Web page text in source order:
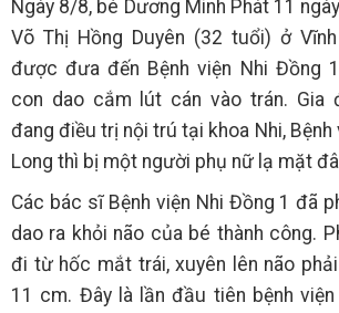
Ngày 8/8, bé Dương Minh Phát 11
Võ Thị Hồng Duyên (32 tuổi) ở
được đưa đến Bệnh viện Nhi Đồng
con dao cắm lút cán vào trán. Gia
đang điều trị nội trú tại khoa Nhi, Bệnh
Long thì bị một người phụ nữ lạ mặt
Các bác sĩ Bệnh viện Nhi Đồng 1 đã
dao ra khỏi não của bé thành công.
đi từ hốc mắt trái, xuyên lên não
11 cm. Đây là lần đầu tiên bệnh